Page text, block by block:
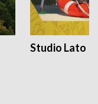
Studio Lato